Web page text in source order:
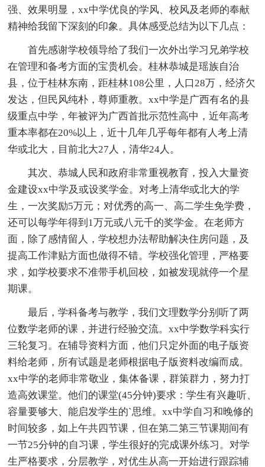
强、效果明显，xx中学优良的学风、校风及老师的奉献
精神给我留下深刻的印象。具体感受总结为以下几点：
首先感谢学校领导给了我们一次外出学习兄弟学校
在管理和备考方面的宝贵机会。桂林恭城是瑶族自治
县，位于桂林东南，距桂林108公里，人口28万，经济欠
发达，但民风纯朴，尊师重教。xx中学是广西有名的县
级重点中学，年被评为广西首批示范性高中，近年高考
重本率都在20%以上，近十几年几乎每年都有人考上清
华或北大，目前北大27人，清华24人。
其次、恭城人民和政府非常重视教育，投入大量资
金建设xx中学及或设奖学金。对考上清华或北大的学
生，一次奖励5万元；对优秀的高一、高二学生免学费，
还可以每学年得到1万元或八元千的奖学金。在老师方
面，除了感情留人，学校想办法帮助解决住房问题，及
提高工作津贴方面也做得不错。学校强化管理，严格要
求，如学校要求不准带手机回校，如被发现就停一个星
期课。
最后，学科备考与教学，我们文理数学分别听了两
位数学老师的课，并进行经验交流。xx中学数学科实行
三轮复习。在辅导资料方面，他们只定外面的电子版资
料给老师，所有试题是老师根据电子版资料改编而成。
xx中学的老师非常敬业，集体备课，群策群力，努力打
造高效课堂。他们的课堂(45分钟)要求：学生有兴趣听、
容量要够大、能启发学生的`思维。xx中学自习和晚修的
时间较多，如上午共四节课，但在第二第三节课期间有
一节25分钟的自习课，学生很好的完成课外练习。对学
生严格要求，分层教学，对优生从高一开始进行跟踪辅